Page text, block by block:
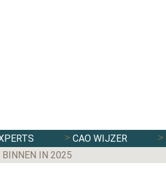
CAO WIJZER
BINNEN IN 2025